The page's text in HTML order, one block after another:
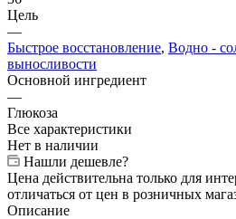
Цель
—
Быстрое восстановление, Водно -
выносливости
Основной ингредиент
—
Глюкоза
Все характеристики
Нет в наличии
Нашли дешевле?
Цена действительна только для
отличаться от цен в розничных
Описание